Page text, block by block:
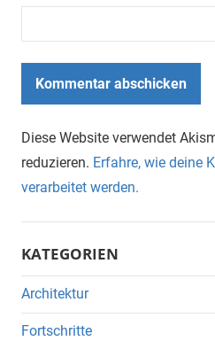
Diese Website verwendet
reduzieren. Erfahre, wie deine
verarbeitet werden.
KATEGORIEN
Architektur
Fortschritte